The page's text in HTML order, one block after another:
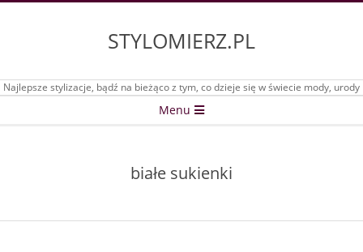
STYLOMIERZ.PL
Najlepsze stylizacje, bądź na bieżąco z tym, co dzieje się w świecie mody, urody
Menu
białe sukienki